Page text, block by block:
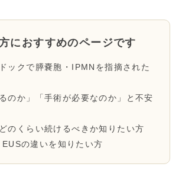
におすすめのページです
ックで膵嚢胞・IPMNを指摘された
のか」「手術が必要なのか」と不安
のくらい続けるべきか知りたい方
の違いを知りたい方